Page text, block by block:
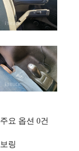
주요 옵션 0건
보링